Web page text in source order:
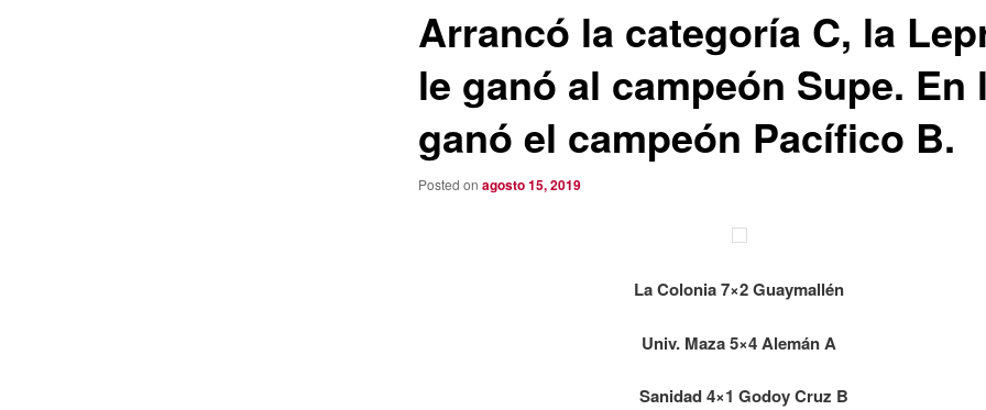
Arrancó la categoría C, la
le ganó al campeón Supe. En
ganó el campeón Pacífico B.
Posted on agosto 15, 2019
La Colonia 7×2 Guaymallén
Univ. Maza 5×4 Alemán A
Sanidad 4×1 Godoy Cruz B